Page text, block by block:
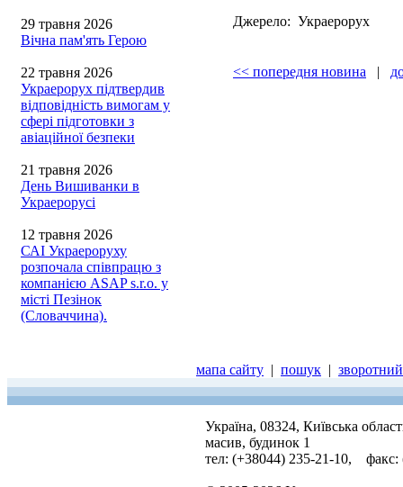
29 травня 2026
Вічна пам'ять Герою
22 травня 2026
Украерорух підтвердив
відповідність вимогам у
сфері підготовки з
авіаційної безпеки
21 травня 2026
День Вишиванки в
Украерорусі
12 травня 2026
САІ Украероруху
розпочала співпрацю з
компанією ASAP s.r.o. у
місті Пезінок
(Словаччина).
Джерело: Украерорух
<< попередня новина |
мапа сайту | пошук |
Україна, 08324, Київська
масив, будинок 1
тел: (+38044) 235-21-10, факс: